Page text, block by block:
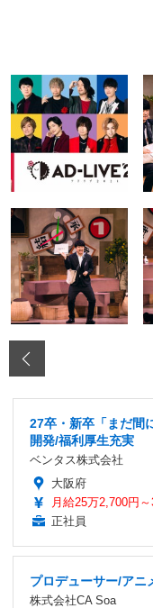
27卒・新卒「まだ間
開発/福利厚生充実
ベンタス株式会社
大阪府
月給25万2,700円
正社員
プロデューサー/アニ
株式会社CA Soa